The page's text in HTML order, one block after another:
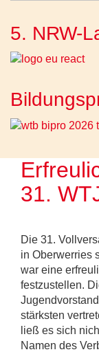
5. NRW-
31.
Die 31.
in Oberwerries
war eine
festzustellen.
stärksten
ließ es sich
Namen des